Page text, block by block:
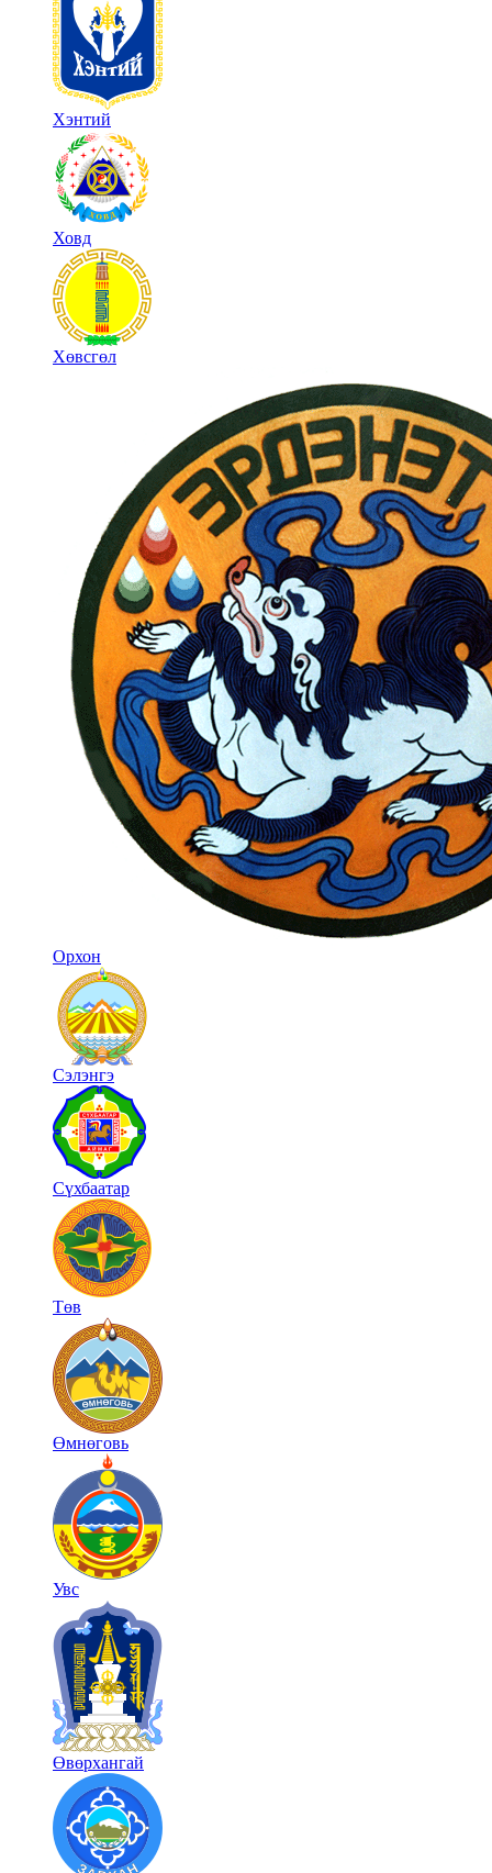
Хэнтий
Ховд
Хөвсгөл
Орхон
Сэлэнгэ
Сүхбаатар
Төв
Өмнөговь
Увс
Өвөрхангай